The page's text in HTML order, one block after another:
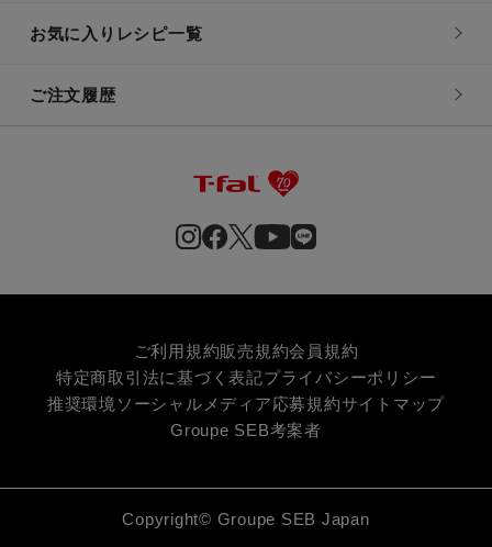
お気に入りレシピ一覧
ご注文履歴
ご利用規約販売規約会員規約
特定商取引法に基づく表記プライバシーポリシー
推奨環境 ソーシャルメディア応募規約サイトマップ
Groupe SEB考案者
Copyright© Groupe SEB Japan